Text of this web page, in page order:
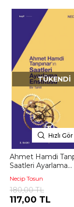
Hızlı Gör
TÜKENDI
Ahmet Hamdi
Saatleri Ayarlama
Necip Tosun
180,00 TL
117,00 TL